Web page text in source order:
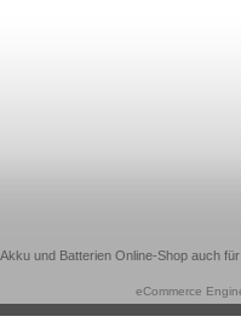
Akku und Batterien Online-Shop auch
eCommerce